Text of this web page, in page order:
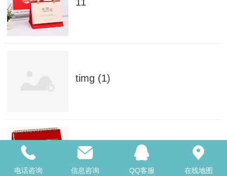
timg (1)
timg (9)
电话咨询 信息咨询 QQ客服 在线地图